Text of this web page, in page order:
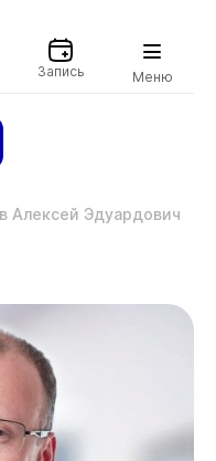
Запись Меню
Алексей Эдуардович